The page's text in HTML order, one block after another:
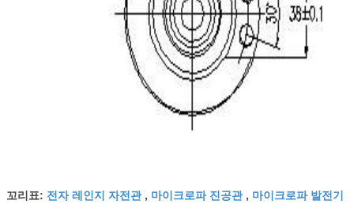
꼬리표: 전자 레인지 자전관, 마이크로파 진공관, 마이크로파 발전기